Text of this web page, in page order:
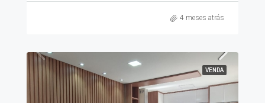
4 meses atrás
VENDA